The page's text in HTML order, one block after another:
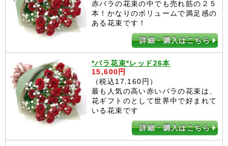
赤バラの花束の中でも売れ筋の２５
本！かなりのボリュームで満足感の
ある花束です！
詳細・購入はこちら
*バラ花束*レッド26本
15,600円
（税込17,160円）
最も人気の高い赤いバラの花束は、
花ギフトのとして世界中で好まれて
いる花束です
詳細・購入はこちら